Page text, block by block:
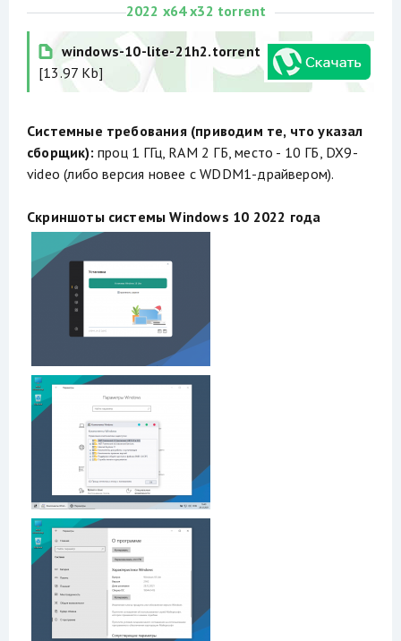
2022 x64 x32 torrent
windows-10-lite-21h2.torrent
[13.97 Kb]
Системные требования (приводим те, что указал
сборщик): проц 1 ГГц, RAM 2 ГБ, место - 10 ГБ, DX9-
video (либо версия новее с WDDM1-драйвером).
Скриншоты системы Windows 10 2022 года